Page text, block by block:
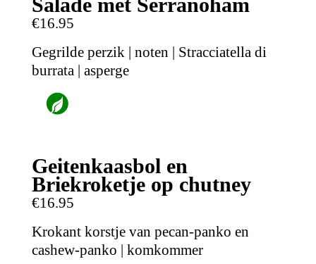
€16.95
Gegrilde perzik | noten | Stracciatella di
burrata | asperge
Geitenkaasbol en
Briekroketje op chutney
€16.95
Krokant korstje van pecan-panko en
cashew-panko | komkommer